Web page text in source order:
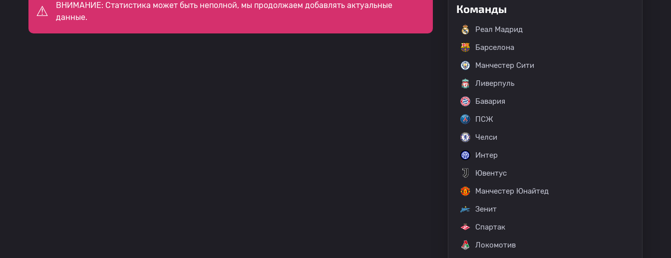
ВНИМАНИЕ: Статистика может быть неполной, мы продолжаем добавлять актуальные
данные.
Команды
Реал Мадрид
Барселона
Манчестер Сити
Ливерпуль
Бавария
ПСЖ
Челси
Интер
Ювентус
Манчестер Юнайтед
Зенит
Спартак
Локомотив